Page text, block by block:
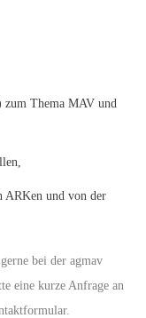
zum Thema MAV und
ARKen und von der
bei der agmav
eine kurze Anfrage an